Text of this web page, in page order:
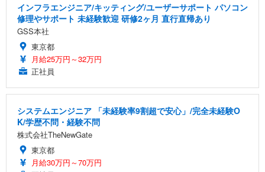
インフラエンジニア/キッティング/ユーザーサポート パソコン
修理やサポート 未経験歓迎 研修2ヶ月 直行直帰あり
GSS本社
東京都
月給25万円～32万円
正社員
システムエンジニア 「未経験率9割超で安心」/完全未経験O
K/学歴不問・経験不問
株式会社TheNewGate
東京都
月給30万円～70万円